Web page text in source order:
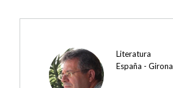
Literatura
España - Girona